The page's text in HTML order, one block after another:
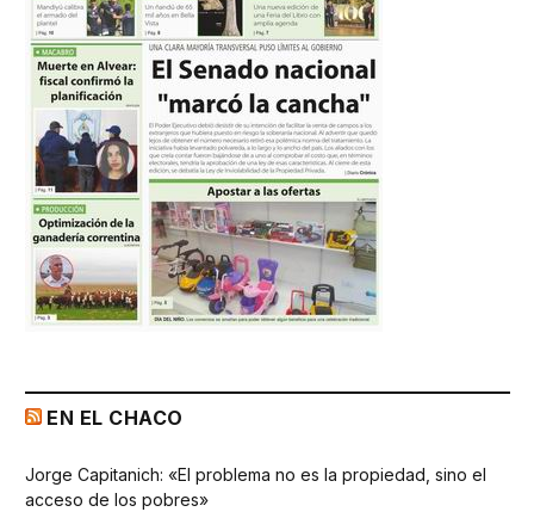
EN EL CHACO
Jorge Capitanich: «El problema no es la propiedad, sino el
acceso de los pobres»